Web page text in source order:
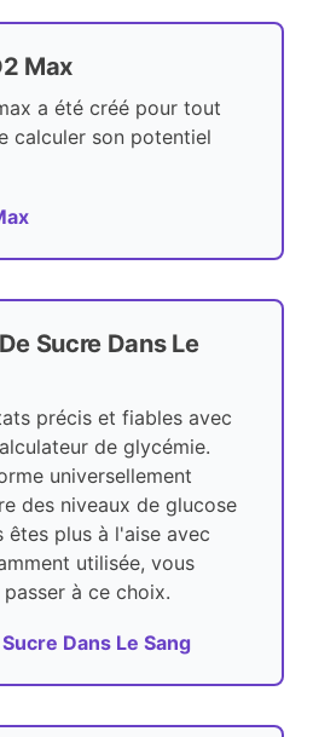
Max
a été créé pour tout
calculer son potentiel
Sucre Dans Le
précis et fiables avec
de glycémie.
universellement
des niveaux de glucose
êtes plus à l'aise avec
utilisée, vous
à ce choix.
Dans Le Sang